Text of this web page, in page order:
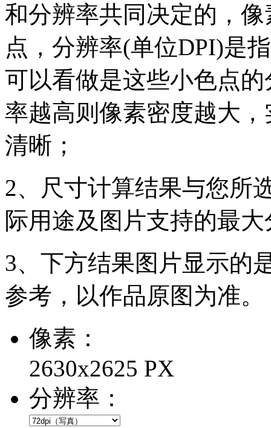
和分辨率共同决定的，
点，分辨率(单位DPI)是
可以看做是这些小色点
率越高则像素密度越大
清晰；
2、尺寸计算结果与您所
际用途及图片支持的最
3、下方结果图片显示的
参考，以作品原图为准。
像素：
2630x2625 PX
分辨率：